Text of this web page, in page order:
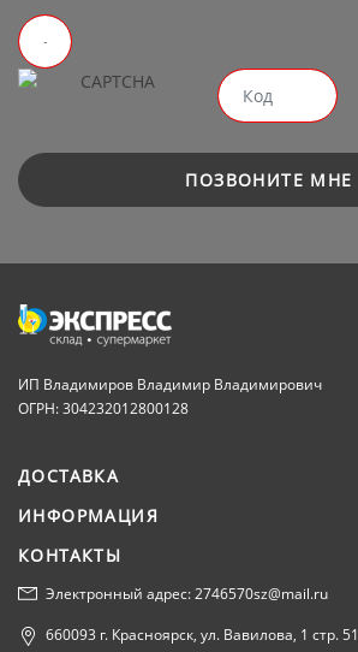
ПОЗВОНИТЕ МНЕ
ИП Владимиров Владимир Владимирович
ОГРН: 304232012800128
ДОСТАВКА
ИНФОРМАЦИЯ
КОНТАКТЫ
Электронный адрес: 2746570sz@mail.ru
660093 г. Красноярск, ул. Вавилова, 1 стр. 51